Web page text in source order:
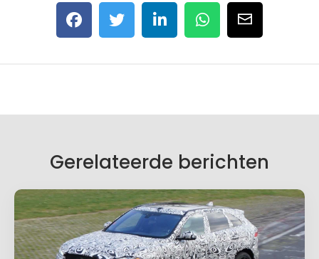
Gerelateerde berichten